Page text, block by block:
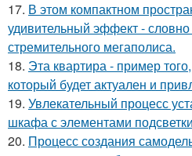
17. В этом компактном
удивительный эффект -
стремительного мегаполиса.
18. Эта квартира - пример
который будет актуален и
19. Увлекательный процесс
шкафа с элементами
20. Процесс создания